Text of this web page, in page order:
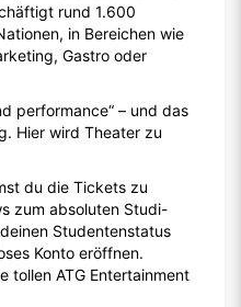
rund 1.600
in Bereichen wie
Gastro oder
performance“ – und das
Hier wird Theater zu
du die Tickets zu
zum absoluten Studi-
Studentenstatus
Konto eröffnen.
tollen ATG Entertainment